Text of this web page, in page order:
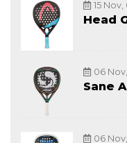
15 Nov,
Head
06
Sane
06